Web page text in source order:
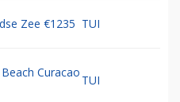
Zee €1235 TUI
Curacao
TUI